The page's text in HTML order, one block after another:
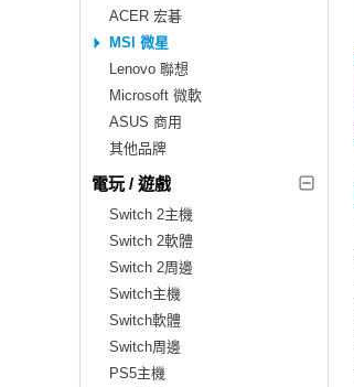
ACER 宏碁
MSI 微星
Lenovo 聯想
Microsoft 微軟
ASUS 商用
其他品牌
電玩 / 遊戲
Switch 2主機
Switch 2軟體
Switch 2周邊
Switch主機
Switch軟體
Switch周邊
PS5主機